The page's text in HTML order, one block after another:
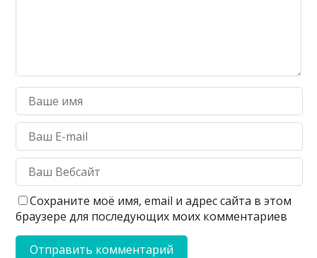
Сохраните моё имя, email и адрес сайта в этом
браузере для последующих моих комментариев